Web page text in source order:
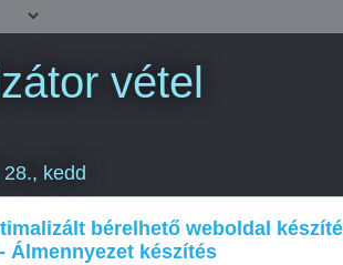
vétel
kedd
bérelhető weboldal
Álmennyezet készítés